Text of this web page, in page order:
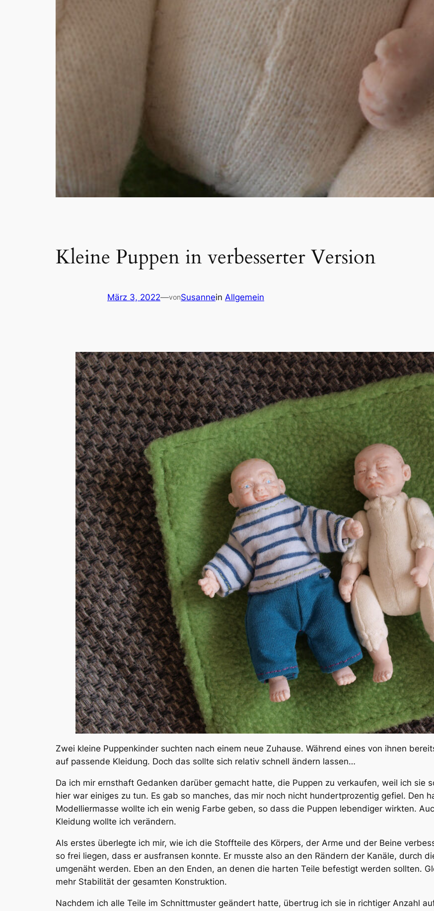
Kleine Puppen in verbesserter Version
März 3, 2022—vonSusannein Allgemein
Zwei kleine Puppenkinder suchten nach einem neue Zuhause. Während eines von ihnen
auf passende Kleidung. Doch das sollte sich relativ schnell ändern lassen…
Da ich mir ernsthaft Gedanken darüber gemacht hatte, die Puppen zu verkaufen, weil ich sie
hier war einiges zu tun. Es gab so manches, das mir noch nicht hundertprozentig gefiel. Den
Modelliermasse wollte ich ein wenig Farbe geben, so dass die Puppen lebendiger wirkten.
Kleidung wollte ich verändern.
Als erstes überlegte ich mir, wie ich die Stoffteile des Körpers, der Arme und der Beine
so frei liegen, dass er ausfransen konnte. Er musste also an den Rändern der Kanäle, durch
umgenäht werden. Eben an den Enden, an denen die harten Teile befestigt werden sollten.
mehr Stabilität der gesamten Konstruktion.
Nachdem ich alle Teile im Schnittmuster geändert hatte, übertrug ich sie in richtiger Anzahl